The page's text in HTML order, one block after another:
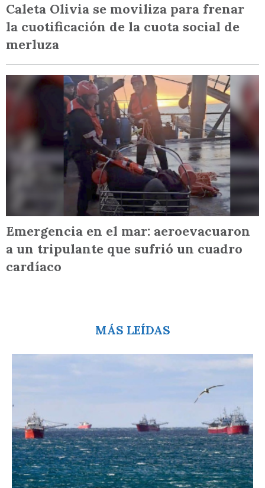
Caleta Olivia se moviliza para frenar
la cuotificación de la cuota social de
merluza
Emergencia en el mar: aeroevacuaron
a un tripulante que sufrió un cuadro
cardíaco
MÁS LEÍDAS